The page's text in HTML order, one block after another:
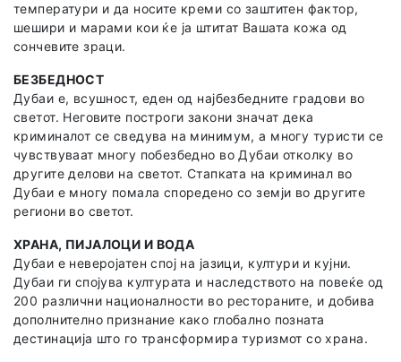
температури и да носите креми со заштитен фактор,
шешири и марами кои ќе ја штитат Вашата кожа од
сончевите зраци.
БЕЗБЕДНОСТ
Дубаи е, всушност, еден од најбезбедните градови во
светот. Неговите построги закони значат дека
криминалот се сведува на минимум, а многу туристи се
чувствуваат многу побезбедно во Дубаи отколку во
другите делови на светот. Стапката на криминал во
Дубаи е многу помала споредено со земји во другите
региони во светот.
ХРАНА, ПИЈАЛОЦИ И ВОДА
Дубаи е неверојатен спој на јазици, култури и кујни.
Дубаи ги спојува културата и наследството на повеќе од
200 различни националности во рестораните, и добива
дополнително признание како глобално позната
дестинација што го трансформира туризмот со храна.